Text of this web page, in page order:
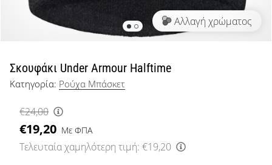
μπάσκετ
Είσαι
μπάσκετ
όπως
εμείς;
μαζί
μας
ως
πρεσβευτής
Αλλαγή χρώματος
Σκουφάκι Under Armour Halftime
Κατηγορία: Ρούχα Μπάσκετ
€24,00
€19,20 Με ΦΠΑ
Τελευταία χαμηλότερη τιμή: €19,20